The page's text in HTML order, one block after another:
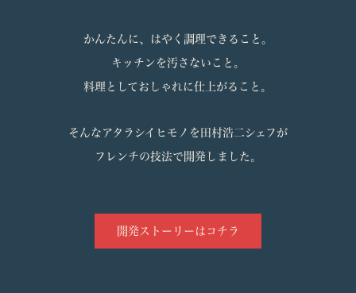
かんたんに、はやく調理できること。
キッチンを汚さないこと。
料理としておしゃれに仕上がること。
そんなアタラシイヒモノを田村浩二シェフが
フレンチの技法で開発しました。
開発ストーリーはコチラ